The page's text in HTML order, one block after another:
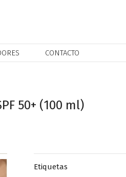
CONTACTO
50+ (100 ml)
Etiquetas